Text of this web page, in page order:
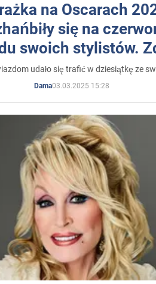
na Oscarach
się na
swoich stylistów.
udało się trafić w dziesiątkę ze
Dama03.03.2025 15:28